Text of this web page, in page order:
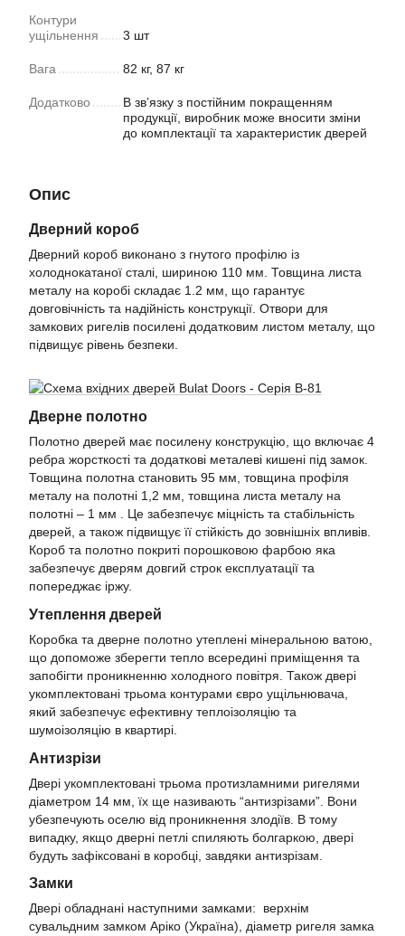
Контури
ущільнення
3 шт
Вага 82 кг, 87 кг
Додатково
В зв’язку з постійним покращенням
продукції, виробник може вносити зміни
до комплектації та характеристик дверей
Опис
Дверний короб
Дверний короб виконано з гнутого профілю із
холоднокатаної сталі, шириною 110 мм. Товщина листа
металу на коробі складає 1.2 мм, що гарантує
довговічність та надійність конструкції. Отвори для
замкових ригелів посилені додатковим листом металу, що
підвищує рівень безпеки.
Дверне полотно
Полотно дверей має посилену конструкцію, що включає 4
ребра жорсткості та додаткові металеві кишені під замок.
Товщина полотна становить 95 мм, товщина профіля
металу на полотні 1,2 мм, товщина листа металу на
полотні – 1 мм . Це забезпечує міцність та стабільність
дверей, а також підвищує її стійкість до зовнішніх впливів.
Короб та полотно покриті порошковою фарбою яка
забезпечує дверям довгий строк експлуатації та
попереджає іржу.
Утеплення дверей
Коробка та дверне полотно утеплені мінеральною ватою,
що допоможе зберегти тепло всередині приміщення та
запобігти проникненню холодного повітря. Також двері
укомплектовані трьома контурами євро ущільнювача,
який забезпечує ефективну теплоізоляцію та
шумоізоляцію в квартирі.
Антизрізи
Двері укомплектовані трьома протизламними ригелями
діаметром 14 мм, їх ще називають “антизрізами”. Вони
убезпечують оселю від проникнення злодіїв. В тому
випадку, якщо дверні петлі спиляють болгаркою, двері
будуть зафіксовані в коробці, завдяки антизрізам.
Замки
Двері обладнані наступними замками: верхнім
сувальдним замком Аріко (Україна), діаметр ригеля замка